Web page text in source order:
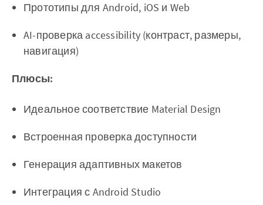
Прототипы для Android, iOS и Web
AI-проверка accessibility (контраст, размеры,
навигация)
Плюсы:
Идеальное соответствие Material Design
Встроенная проверка доступности
Генерация адаптивных макетов
Интеграция с Android Studio